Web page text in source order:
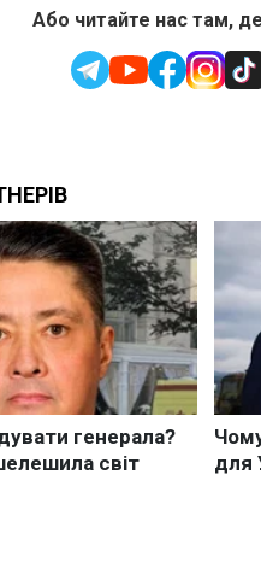
Або читайте нас там,